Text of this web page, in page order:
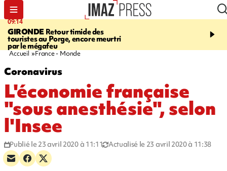
09:14
GIRONDE Retour timide des
touristes au Porge, encore meurtri
par le mégafeu
13:09
Des
font cinq morts en
Accueil France - Monde
Coronavirus
L'économie française
"sous anesthésie", selon
l'Insee
Publié le 23 avril 2020 à 11:11 Actualisé le 23 avril 2020 à 11:38